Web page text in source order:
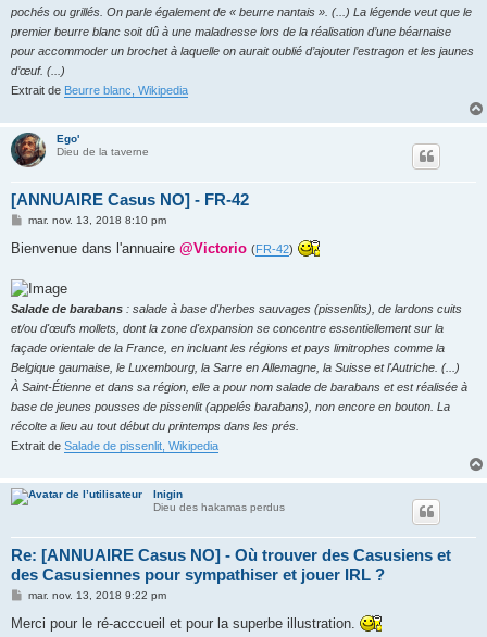
pochés ou grillés. On parle également de « beurre nantais ». (...) La légende veut que le
premier beurre blanc soit dû à une maladresse lors de la réalisation d’une béarnaise
pour accommoder un brochet à laquelle on aurait oublié d’ajouter l’estragon et les jaunes
d’œuf. (...)
Extrait de Beurre blanc, Wikipedia
Ego'
Dieu de la taverne
[ANNUAIRE Casus NO] - FR-42
M
s
g
e
mar. nov. 13, 2018 8:10 pm
Bienvenue dans l'annuaire @Victorio (FR-42)
Salade de barabans : salade à base d'herbes sauvages (pissenlits), de lardons cuits
et/ou d'œufs mollets, dont la zone d'expansion se concentre essentiellement sur la
façade orientale de la France, en incluant les régions et pays limitrophes comme la
Belgique gaumaise, le Luxembourg, la Sarre en Allemagne, la Suisse et l'Autriche. (...)
À Saint-Étienne et dans sa région, elle a pour nom salade de barabans et est réalisée à
base de jeunes pousses de pissenlit (appelés barabans), non encore en bouton. La
récolte a lieu au tout début du printemps dans les prés.
Extrait de Salade de pissenlit, Wikipedia
Inigin
Dieu des hakamas perdus
Re: [ANNUAIRE Casus NO] - Où trouver des Casusiens et
des Casusiennes pour sympathiser et jouer IRL ?
M
s
mar. nov. 13, 2018 9:22 pm
Merci pour le ré-acccueil et pour la superbe illustration.